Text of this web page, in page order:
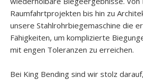
Raumfahrtprojekten bis hin zu
unsere Stahlrohrbiegemaschine die
Fähigkeiten, um komplizierte
mit engen Toleranzen zu erreichen.
Bei King Bending sind wir stolz